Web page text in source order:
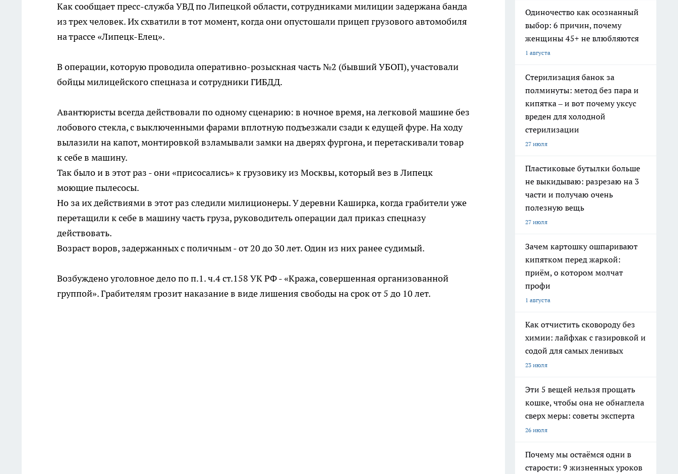
Как сообщает пресс-служба УВД по Липецкой области, сотрудниками милиции задержана банда
из трех человек. Их схватили в тот момент, когда они опустошали прицеп грузового автомобиля
на трассе «Липецк-Елец».
В операции, которую проводила оперативно-розыскная часть №2 (бывший УБОП), участовали
бойцы милицейского спецназа и сотрудники ГИБДД.
Авантюристы всегда действовали по одному сценарию: в ночное время, на легковой машине без
лобового стекла, с выключенными фарами вплотную подъезжали сзади к едущей фуре. На ходу
вылазили на капот, монтировкой взламывали замки на дверях фургона, и перетаскивали товар
к себе в машину.
Так было и в этот раз - они «присосались» к грузовику из Москвы, который вез в Липецк
моющие пылесосы.
Но за их действиями в этот раз следили милиционеры. У деревни Каширка, когда грабители уже
перетащили к себе в машину часть груза, руководитель операции дал приказ спецназу
действовать.
Возраст воров, задержанных с поличным - от 20 до 30 лет. Один из них ранее судимый.
Возбуждено уголовное дело по п.1. ч.4 ст.158 УК РФ - «Кража, совершенная организованной
группой». Грабителям грозит наказание в виде лишения свободы на срок от 5 до 10 лет.
Одиночество как осознанный
выбор: 6 причин, почему
женщины 45+ не влюбляются
1 августа
Стерилизация банок за
полминуты: метод без пара и
кипятка – и вот почему уксус
вреден для холодной
стерилизации
27 июля
Пластиковые бутылки больше
не выкидываю: разрезаю на 3
части и получаю очень
полезную вещь
27 июля
Зачем картошку ошпаривают
кипятком перед жаркой:
приём, о котором молчат
профи
1 августа
Как отчистить сковороду без
химии: лайфхак с газировкой и
содой для самых ленивых
23 июля
Эти 5 вещей нельзя прощать
кошке, чтобы она не обнаглела
сверх меры: советы эксперта
26 июля
Почему мы остаёмся одни в
старости: 9 жизненных уроков